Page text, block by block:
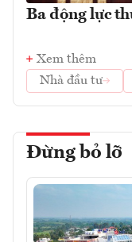
Ba động lực
Xem thêm
Nhà đầu tư
Đừng bỏ lỡ